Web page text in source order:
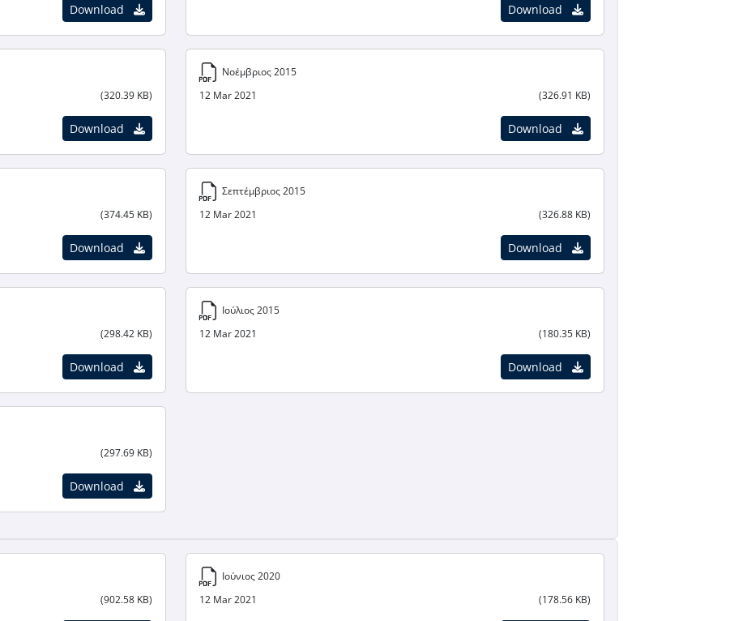
Download Download
(320.39 KB)
Download
Νοέμβριος 2015
12 Mar 2021
(326.91 KB)
Download
(374.45 KB)
Download
Σεπτέμβριος 2015
12 Mar 2021
(326.88 KB)
Download
(298.42 KB)
Download
Ιούλιος 2015
12 Mar 2021
(180.35 KB)
Download
(297.69 KB)
Download
(902.58 KB)
Ιούνιος 2020
12 Mar 2021
(178.56 KB)